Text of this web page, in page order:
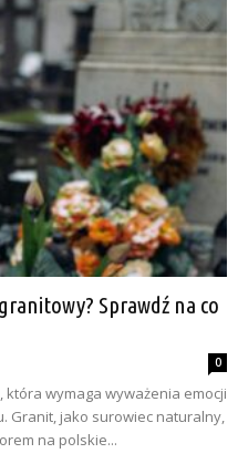
Sprawdź na co
0
wymaga wyważenia emocji
Granit, jako surowiec naturalny,
na polskie...